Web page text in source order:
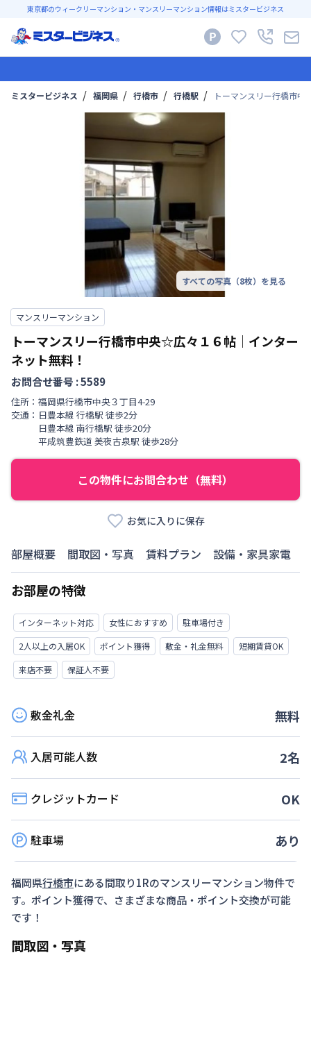
東京都のウィークリーマンション・マンスリーマンション情報はミスタービジネス
ミスタービジネス 福岡県 行橋市 行橋駅 トーマンスリー行橋市
すべての写真（8枚）を見る
マンスリーマンション
トーマンスリー行橋市中央☆広々１６帖｜インター
ネット無料！
お問合せ番号 :5589
住所： 福岡県行橋市中央３丁目4-29
交通： 日豊本線 行橋駅 徒歩2分
日豊本線 南行橋駅 徒歩20分
平成筑豊鉄道 美夜古泉駅 徒歩28分
この物件にお問合わせ（無料）
お気に入りに保存
部屋概要 間取図・写真 賃料プラン 設備・家具家電
お部屋の特徴
インターネット対応 女性におすすめ
駐車場付き
2人以上の入居OK
ポイント獲得 敷金・礼金無料
短期賃貸OK
来店不要
保証人不要
敷金礼金 無料
入居可能人数 2名
クレジットカード OK
駐車場 あり
福岡県行橋市にある間取り1Rのマンスリーマンション物件で
す。ポイント獲得で、さまざまな商品・ポイント交換が可能
です！
間取図・写真